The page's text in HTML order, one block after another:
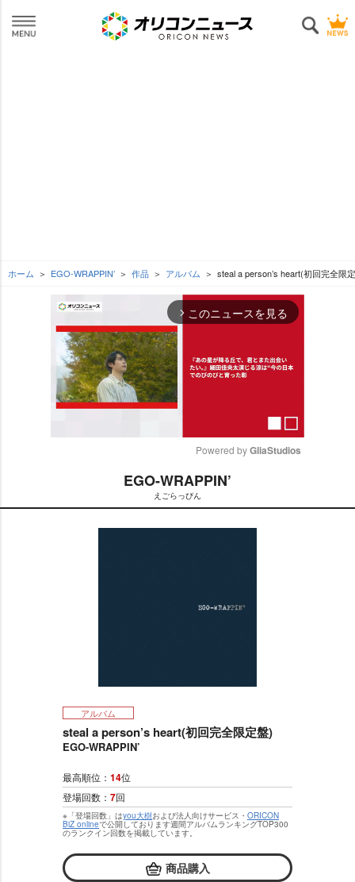
ホーム EGO-WRAPPIN’ 作品 アルバム steal a person’s heart(初回完全限
arrow_forward_ios このニュースを見る
t
e
Powered by GliaStudios
EGO-WRAPPIN’
えごらっぴん
アルバム
steal a person’s heart(初回完全限定盤)
EGO-WRAPPIN’
最高順位： 14位
登場回数： 7回
※「登場回数」はyou大樹および法人向けサービス・ ORICON
BiZ onlineで公開しております週間アルバムランキングTOP300
のランクイン回数を掲載しています。
商品購入